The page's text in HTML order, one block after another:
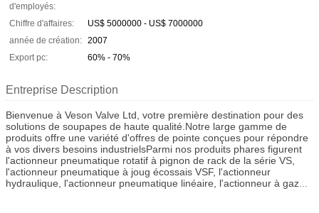
d'employés:
Chiffre d'affaires:
US$ 5000000 - US$ 7000000
année de création: 2007
Export pc:
60% - 70%
Entreprise Description
Bienvenue à Veson Valve Ltd, votre première destination pour des
solutions de soupapes de haute qualité.Notre large gamme de
produits offre une variété d'offres de pointe conçues pour répondre
à vos divers besoins industrielsParmi nos produits phares figurent
l'actionneur pneumatique rotatif à pignon de rack de la série VS,
l'actionneur pneumatique à joug écossais VSF, l'actionneur
hydraulique, l'actionneur pneumatique linéaire, l'actionneur à gaz